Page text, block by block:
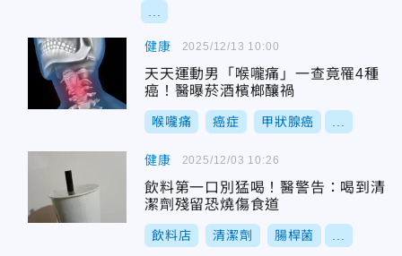
健康
天天運動男「喉嚨痛」一查竟罹4種
癌！醫曝菸酒檳榔釀禍
喉嚨痛 癌症 甲狀腺癌
2025/12/13 10:00
健康
飲料第一口別猛喝！醫警告：喝到清
潔劑殘留恐燒傷食道
飲料店 清潔劑 腸桿菌
2025/12/03 10:26